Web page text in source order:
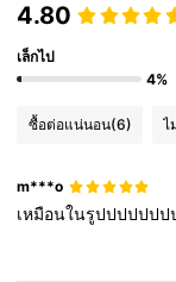
4.80
เล็กไป
4%
ซื้อต่อแน่นอน(6) ไ
m***o
เหมือนในรูปปปปปปป